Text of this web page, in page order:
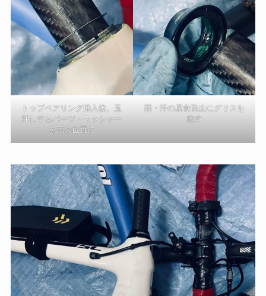
トップベアリング挿入後、玉
押しするパーツ・ワッシャー
を元の位置に
雨・汗の腐食防止にグリスを
施す